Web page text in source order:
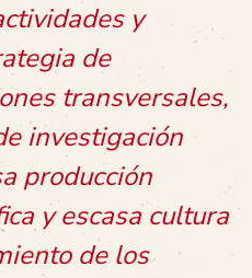
y
de
transversales,
investigación
producción
y escasa cultura
de los